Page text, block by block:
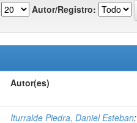
Autor/Registro:
Autor(es)
Iturralde Piedra, Daniel Esteban;